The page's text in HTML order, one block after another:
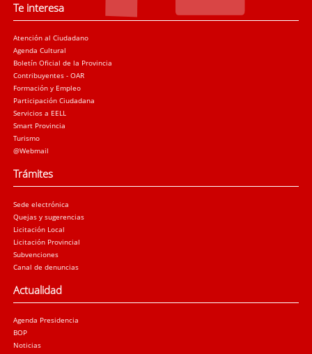
Te interesa
Atención al Ciudadano
Agenda Cultural
Boletín Oficial de la Provincia
Contribuyentes - OAR
Formación y Empleo
Participación Ciudadana
Servicios a EELL
Smart Provincia
Turismo
@Webmail
Trámites
Sede electrónica
Quejas y sugerencias
Licitación Local
Licitación Provincial
Subvenciones
Canal de denuncias
Actualidad
Agenda Presidencia
BOP
Noticias